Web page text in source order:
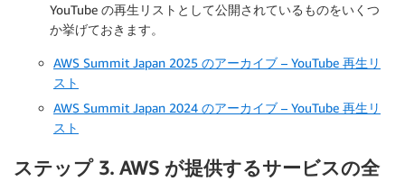
YouTube の再生リストとして公開されているものをいくつ
か挙げておきます。
AWS Summit Japan 2025 のアーカイブ – YouTube 再生リ
スト
AWS Summit Japan 2024 のアーカイブ – YouTube 再生リ
スト
ステップ 3. AWS が提供するサービスの全